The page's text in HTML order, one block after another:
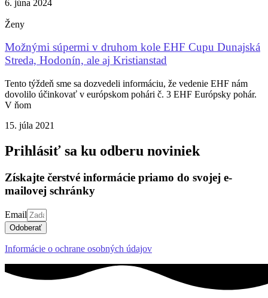
6. júna 2024
Ženy
Možnými súpermi v druhom kole EHF Cupu Dunajská
Streda, Hodonín, ale aj Kristianstad
Tento týždeň sme sa dozvedeli informáciu, že vedenie EHF nám
dovolilo účinkovať v európskom pohári č. 3 EHF Európsky pohár.
V ňom
15. júla 2021
Prihlásiť sa ku odberu noviniek
Získajte čerstvé informácie priamo do svojej e-
mailovej schránky
Email
Odoberať
Informácie o ochrane osobných údajov